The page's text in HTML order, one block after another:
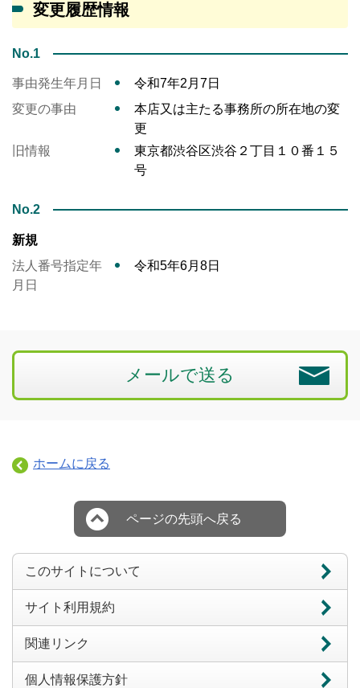
変更履歴情報
No.1
事由発生年月日
令和7年2月7日
変更の事由
本店又は主たる事務所の所在地の変
更
旧情報
東京都渋谷区渋谷２丁目１０番１５
号
No.2
新規
法人番号指定年
月日
令和5年6月8日
メールで送る
ホームに戻る
ページの先頭へ戻る
このサイトについて
サイト利用規約
関連リンク
個人情報保護方針